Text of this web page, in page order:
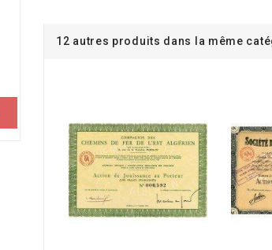
12 autres produits dans la même